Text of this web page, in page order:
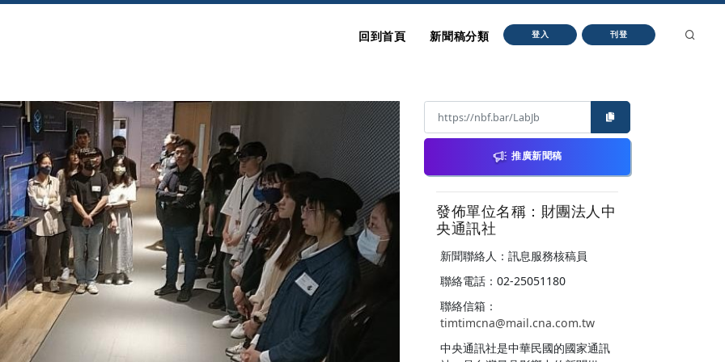
回到首頁 新聞稿分類 登入 刊登
推廣新聞稿
發佈單位名稱：財團法人中
央通訊社
新聞聯絡人：訊息服務核稿員
聯絡電話：02-25051180
聯絡信箱：
timtimcna@mail.cna.com.tw
中央通訊社是中華民國的國家通訊